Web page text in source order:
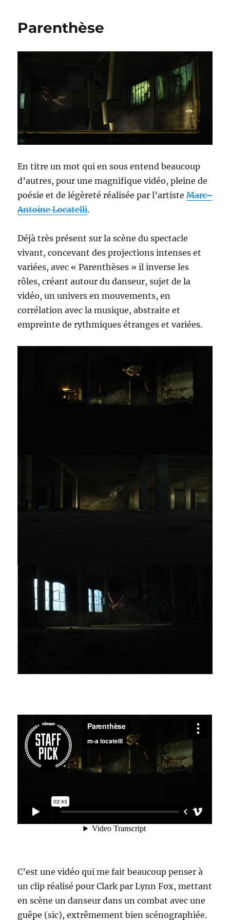
Parenthèse
En titre un mot qui en sous entend beaucoup
d’autres, pour une magnifique vidéo, pleine de
poésie et de légèreté réalisée par l’artisteMarc-
Antoine Locatelli.
Déjà très présent sur la scène du spectacle
vivant, concevant des projections intenses et
variées, avec « Parenthèses » il inverse les
rôles, créant autour du danseur, sujet de la
vidéo, un univers en mouvements, en
corrélation avec la musique, abstraite et
empreinte de rythmiques étranges et variées.
C’est une vidéo qui me fait beaucoup penser à
un clip réalisé pour Clark par Lynn Fox, mettant
en scène un danseur dans un combat avec une
guêpe (sic), extrêmement bien scénographiée.